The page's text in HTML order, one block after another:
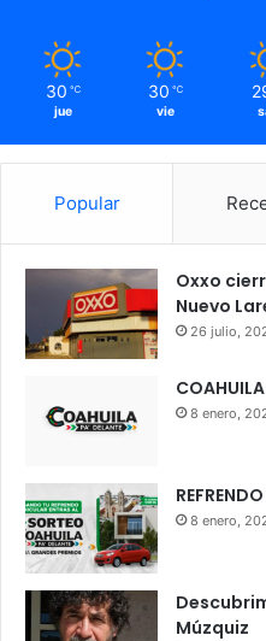
30 ℃
jue
30 ℃
vie
Popular
Oxxo
Nuevo
26 julio,
COAHUILA
8 enero,
8 enero,
Múzquiz